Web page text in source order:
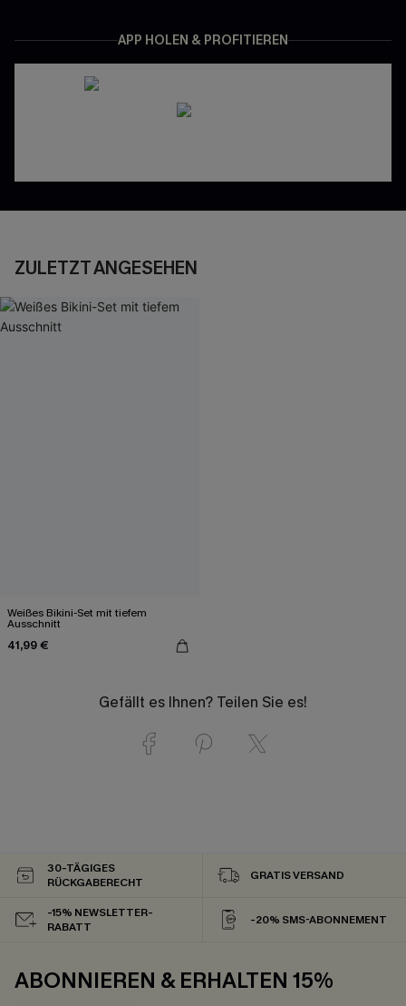
APP HOLEN & PROFITIEREN
ZULETZT ANGESEHEN
Weißes Bikini-Set mit tiefem
Ausschnitt
41,99 €
Gefällt es Ihnen? Teilen Sie es!
30-TÄGIGES
RÜCKGABERECHT
GRATIS VERSAND
-15% NEWSLETTER-
RABATT
-20% SMS-ABONNEMENT
ABONNIEREN & ERHALTEN 15%